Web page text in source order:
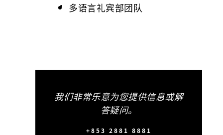
多语言礼宾部团队
我们非常乐意为您提供信息或解
答疑问。
+853 2881 8881